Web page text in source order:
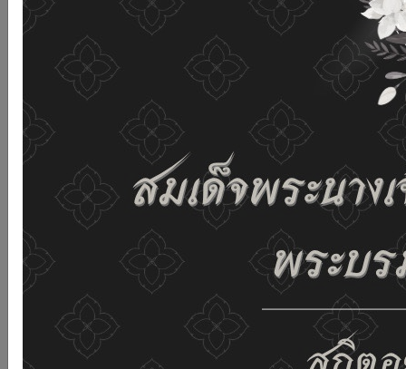
ดูรายละเอียด ยอมรับทั้งหมด
02-659-6811 saraban@dop.mail.go.th
เปลี่ยนการแสดงผล
ก-ก